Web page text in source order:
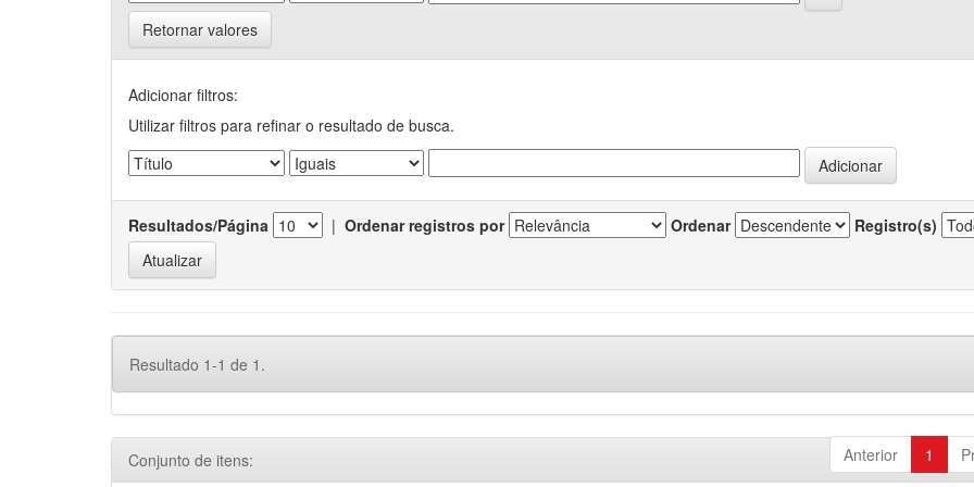
Retornar valores
Adicionar filtros:
Utilizar filtros para refinar o resultado de busca.
Resultados/Página | Ordenar registros por Ordenar Registro(s)
Resultado 1-1 de 1.
Anterior 1
Conjunto de itens: